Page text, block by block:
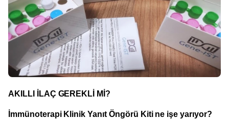
AKILLI İLAÇ GEREKLİ Mİ?
İmmünoterapi Klinik Yanıt Öngörü Kiti ne işe yarıyor?